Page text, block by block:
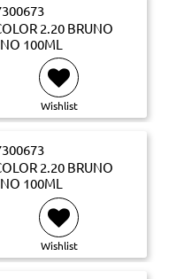
2.20 BRUNO
100ML
Wishlist
2.20 BRUNO
100ML
Wishlist